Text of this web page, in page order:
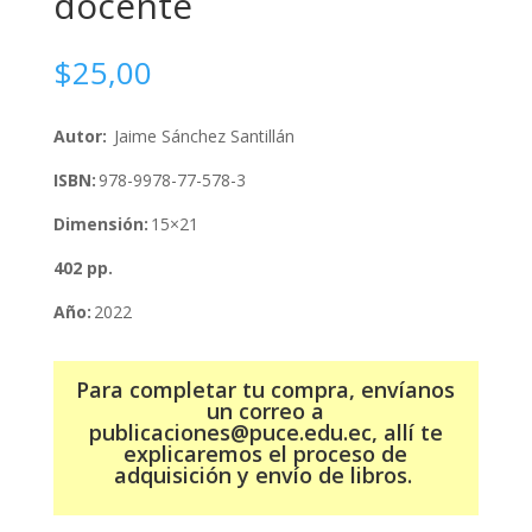
$25,00
Autor: Jaime Sánchez Santillán
ISBN: 978-9978-77-578-3
Dimensión: 15×21
402 pp.
Año: 2022
Para completar tu compra, envíanos
un correo a
publicaciones@puce.edu.ec, allí te
explicaremos el proceso de
adquisición y envío de libros.